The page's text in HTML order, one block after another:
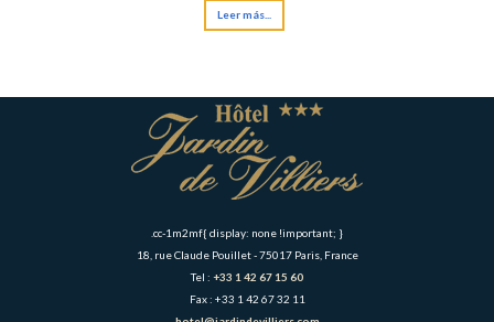
Leer más...
.cc-1m2mf{ display: none !important; }
18, rue Claude Pouillet - 75017 Paris, France
Tel : +33 1 42 67 15 60
Fax : +33 1 42 67 32 11